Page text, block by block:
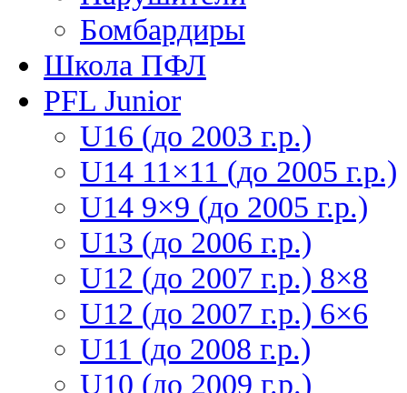
Бомбардиры
Школа ПФЛ
PFL Junior
U16 (до 2003 г.р.)
U14 11×11 (до 2005 г.р.)
U14 9×9 (до 2005 г.р.)
U13 (до 2006 г.р.)
U12 (до 2007 г.р.) 8×8
U12 (до 2007 г.р.) 6×6
U11 (до 2008 г.р.)
U10 (до 2009 г.р.)